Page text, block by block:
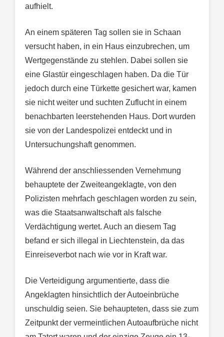
aufhielt.
An einem späteren Tag sollen sie in Schaan
versucht haben, in ein Haus einzubrechen, um
Wertgegenstände zu stehlen. Dabei sollen sie
eine Glastür eingeschlagen haben. Da die Tür
jedoch durch eine Türkette gesichert war, kamen
sie nicht weiter und suchten Zuflucht in einem
benachbarten leerstehenden Haus. Dort wurden
sie von der Landespolizei entdeckt und in
Untersuchungshaft genommen.
Während der anschliessenden Vernehmung
behauptete der Zweiteangeklagte, von den
Polizisten mehrfach geschlagen worden zu sein,
was die Staatsanwaltschaft als falsche
Verdächtigung wertet. Auch an diesem Tag
befand er sich illegal in Liechtenstein, da das
Einreiseverbot nach wie vor in Kraft war.
Die Verteidigung argumentierte, dass die
Angeklagten hinsichtlich der Autoeinbrüche
unschuldig seien. Sie behaupteten, dass sie zum
Zeitpunkt der vermeintlichen Autoaufbrüche nicht